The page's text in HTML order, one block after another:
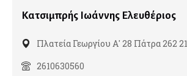
Κατσιμπρής Ιωάννης Ελευθέριος
Πλατεία Γεωργίου Α' 28 Πάτρα 262 21
2610630560